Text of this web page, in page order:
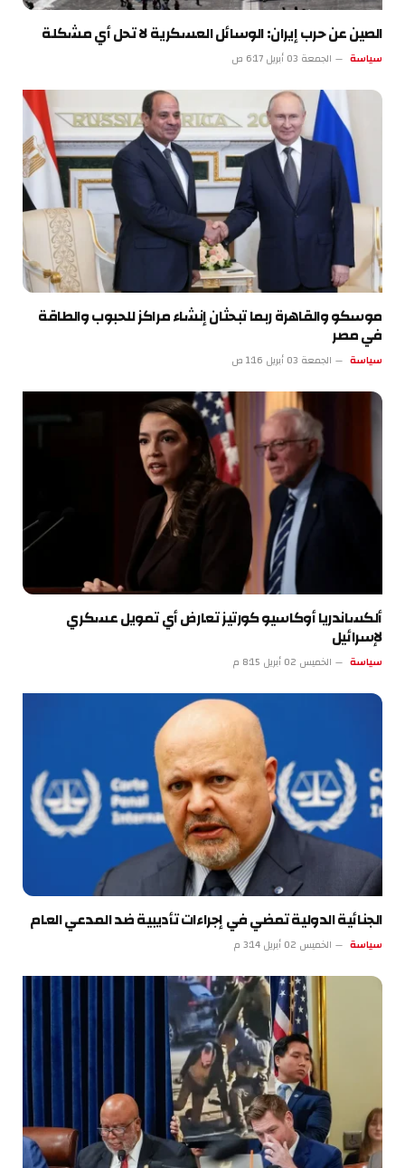
الصين عن حرب إيران: الوسائل العسكرية لا تحل أي مشكلة
سياسة الجمعة 03 أبريل 6:17 ص
موسكو والقاهرة ربما تبحثان إنشاء مراكز للحبوب والطاقة
في مصر
سياسة الجمعة 03 أبريل 1:16 ص
ألكساندريا أوكاسيو كورتيز تعارض أي تمويل عسكري
لإسرائيل
سياسة الخميس 02 أبريل 8:15 م
الجنائية الدولية تمضي في إجراءات تأديبية ضد المدعي العام
سياسة الخميس 02 أبريل 3:14 م